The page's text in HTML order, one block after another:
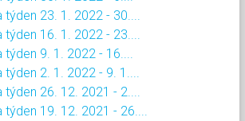
23. 1. 2022 - 30....
16. 1. 2022 - 23....
9. 1. 2022 - 16....
2. 1. 2022 - 9. 1....
26. 12. 2021 - 2....
19. 12. 2021 - 26....